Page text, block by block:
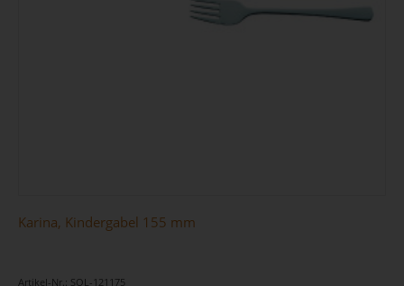
Karina, Kindergabel 155 mm
Artikel-Nr.: SOL-121175